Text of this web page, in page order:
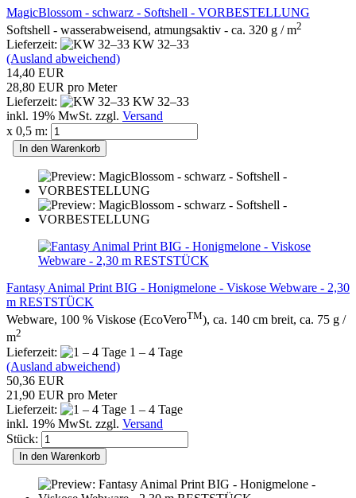
MagicBlossom - schwarz - Softshell - VORBESTELLUNG
Softshell - wasserabweisend, atmungsaktiv - ca. 320 g / m2
Lieferzeit:
KW 32–33
(Ausland abweichend)
14,40 EUR
28,80 EUR pro Meter
Lieferzeit:
KW 32–33
inkl. 19% MwSt. zzgl. Versand
x 0,5 m:
In den Warenkorb
Fantasy Animal Print BIG - Honigmelone - Viskose Webware - 2,30
m RESTSTÜCK
Webware, 100 % Viskose (EcoVeroTM), ca. 140 cm breit, ca. 75 g /
m2
Lieferzeit:
1 – 4 Tage
(Ausland abweichend)
50,36 EUR
21,90 EUR pro Meter
Lieferzeit:
1 – 4 Tage
inkl. 19% MwSt. zzgl. Versand
Stück:
In den Warenkorb